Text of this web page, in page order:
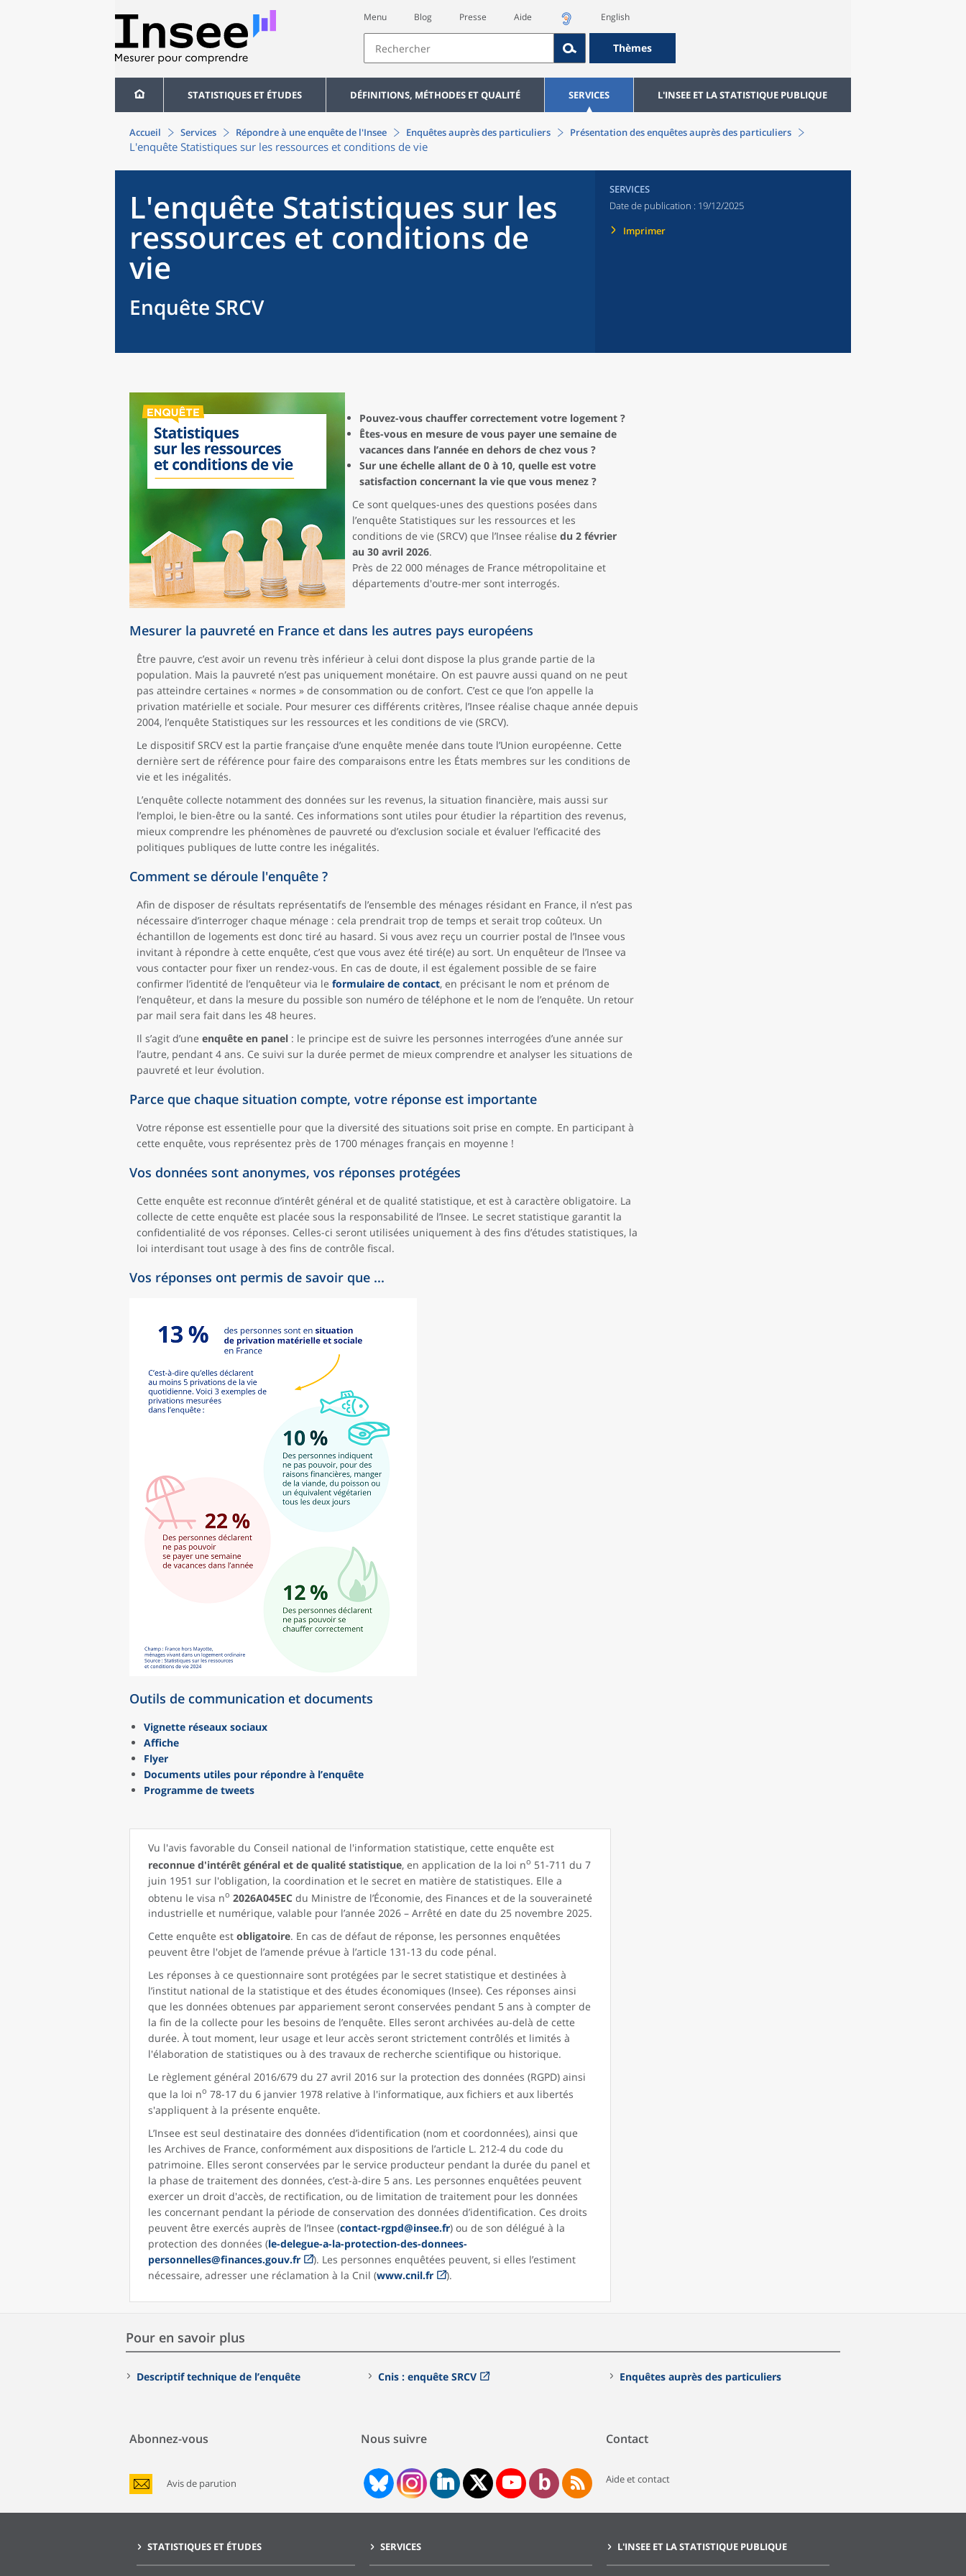
Menu Blog Presse Aide English
Thèmes
STATISTIQUES ET ÉTUDES DÉFINITIONS, MÉTHODES ET QUALITÉ SERVICES L'INSEE ET LA STATISTIQUE PUBLIQUE
Accueil Services Répondre à une enquête de l'Insee Enquêtes auprès des particuliers Présentation des enquêtes auprès des particuliers
L'enquête Statistiques sur les ressources et conditions de vie
L'enquête Statistiques sur les
ressources et conditions de
vie
Enquête SRCV
SERVICES
Date de publication : 19/12/2025
Imprimer
Pouvez-vous chauffer correctement votre logement ?
Êtes-vous en mesure de vous payer une semaine de
vacances dans l’année en dehors de chez vous ?
Sur une échelle allant de 0 à 10, quelle est votre
satisfaction concernant la vie que vous menez ?
Ce sont quelques-unes des questions posées dans
l’enquête Statistiques sur les ressources et les
conditions de vie (SRCV) que l’Insee réalise du 2 février
au 30 avril 2026.
Près de 22 000 ménages de France métropolitaine et
départements d'outre-mer sont interrogés.
Mesurer la pauvreté en France et dans les autres pays européens
Être pauvre, c’est avoir un revenu très inférieur à celui dont dispose la plus grande partie de la
population. Mais la pauvreté n’est pas uniquement monétaire. On est pauvre aussi quand on ne peut
pas atteindre certaines « normes » de consommation ou de confort. C’est ce que l’on appelle la
privation matérielle et sociale. Pour mesurer ces différents critères, l’Insee réalise chaque année depuis
2004, l’enquête Statistiques sur les ressources et les conditions de vie (SRCV).
Le dispositif SRCV est la partie française d’une enquête menée dans toute l’Union européenne. Cette
dernière sert de référence pour faire des comparaisons entre les États membres sur les conditions de
vie et les inégalités.
L’enquête collecte notamment des données sur les revenus, la situation financière, mais aussi sur
l’emploi, le bien-être ou la santé. Ces informations sont utiles pour étudier la répartition des revenus,
mieux comprendre les phénomènes de pauvreté ou d’exclusion sociale et évaluer l’efficacité des
politiques publiques de lutte contre les inégalités.
Comment se déroule l'enquête ?
Afin de disposer de résultats représentatifs de l’ensemble des ménages résidant en France, il n’est pas
nécessaire d’interroger chaque ménage : cela prendrait trop de temps et serait trop coûteux. Un
échantillon de logements est donc tiré au hasard. Si vous avez reçu un courrier postal de l’Insee vous
invitant à répondre à cette enquête, c’est que vous avez été tiré(e) au sort. Un enquêteur de l’Insee va
vous contacter pour fixer un rendez-vous. En cas de doute, il est également possible de se faire
confirmer l’identité de l’enquêteur via le formulaire de contact, en précisant le nom et prénom de
l’enquêteur, et dans la mesure du possible son numéro de téléphone et le nom de l’enquête. Un retour
par mail sera fait dans les 48 heures.
Il s’agit d’une enquête en panel : le principe est de suivre les personnes interrogées d’une année sur
l’autre, pendant 4 ans. Ce suivi sur la durée permet de mieux comprendre et analyser les situations de
pauvreté et leur évolution.
Parce que chaque situation compte, votre réponse est importante
Votre réponse est essentielle pour que la diversité des situations soit prise en compte. En participant à
cette enquête, vous représentez près de 1700 ménages français en moyenne !
Vos données sont anonymes, vos réponses protégées
Cette enquête est reconnue d’intérêt général et de qualité statistique, et est à caractère obligatoire. La
collecte de cette enquête est placée sous la responsabilité de l’Insee. Le secret statistique garantit la
confidentialité de vos réponses. Celles-ci seront utilisées uniquement à des fins d’études statistiques, la
loi interdisant tout usage à des fins de contrôle fiscal.
Vos réponses ont permis de savoir que ...
Outils de communication et documents
Vignette réseaux sociaux
Affiche
Flyer
Documents utiles pour répondre à l’enquête
Programme de tweets
Vu l'avis favorable du Conseil national de l'information statistique, cette enquête est
reconnue d'intérêt général et de qualité statistique, en application de la loi no 51-711 du 7
juin 1951 sur l'obligation, la coordination et le secret en matière de statistiques. Elle a
obtenu le visa no 2026A045EC du Ministre de l’Économie, des Finances et de la souveraineté
industrielle et numérique, valable pour l’année 2026 – Arrêté en date du 25 novembre 2025.
Cette enquête est obligatoire. En cas de défaut de réponse, les personnes enquêtées
peuvent être l'objet de l’amende prévue à l’article 131-13 du code pénal.
Les réponses à ce questionnaire sont protégées par le secret statistique et destinées à
l’institut national de la statistique et des études économiques (Insee). Ces réponses ainsi
que les données obtenues par appariement seront conservées pendant 5 ans à compter de
la fin de la collecte pour les besoins de l’enquête. Elles seront archivées au-delà de cette
durée. À tout moment, leur usage et leur accès seront strictement contrôlés et limités à
l'élaboration de statistiques ou à des travaux de recherche scientifique ou historique.
Le règlement général 2016/679 du 27 avril 2016 sur la protection des données (RGPD) ainsi
que la loi no 78-17 du 6 janvier 1978 relative à l'informatique, aux fichiers et aux libertés
s'appliquent à la présente enquête.
L’Insee est seul destinataire des données d’identification (nom et coordonnées), ainsi que
les Archives de France, conformément aux dispositions de l’article L. 212-4 du code du
patrimoine. Elles seront conservées par le service producteur pendant la durée du panel et
la phase de traitement des données, c’est-à-dire 5 ans. Les personnes enquêtées peuvent
exercer un droit d'accès, de rectification, ou de limitation de traitement pour les données
les concernant pendant la période de conservation des données d’identification. Ces droits
peuvent être exercés auprès de l’Insee (contact-rgpd@insee.fr) ou de son délégué à la
protection des données (le-delegue-a-la-protection-des-donnees-
personnelles@finances.gouv.fr
). Les personnes enquêtées peuvent, si elles l’estiment
nécessaire, adresser une réclamation à la Cnil (www.cnil.fr ).
Pour en savoir plus
Descriptif technique de l’enquête Cnis : enquête SRCV Enquêtes auprès des particuliers
Abonnez-vous
Avis de parution
Nous suivre Contact
Aide et contact
STATISTIQUES ET ÉTUDES SERVICES L'INSEE ET LA STATISTIQUE PUBLIQUE